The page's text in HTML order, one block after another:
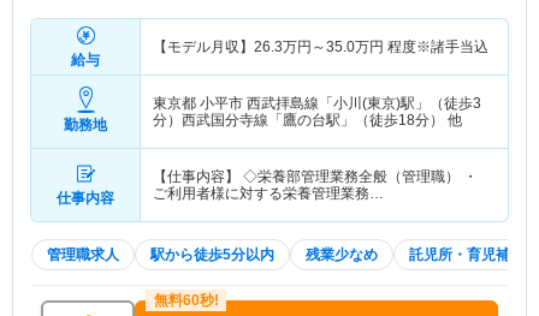
給与
【モデル月収】 26.3万円～35.0万円 程度※諸手当込
勤務地
東京都 小平市 西武拝島線「小川(東京)駅」（徒歩3
分）西武国分寺線「鷹の台駅」（徒歩18分） 他
仕事内容
【仕事内容】 ◇栄養部管理業務全般（管理職） ・
ご利用者様に対する栄養管理業務…
管理職求人 駅から徒歩5分以内 残業少なめ 託児所・育児補助